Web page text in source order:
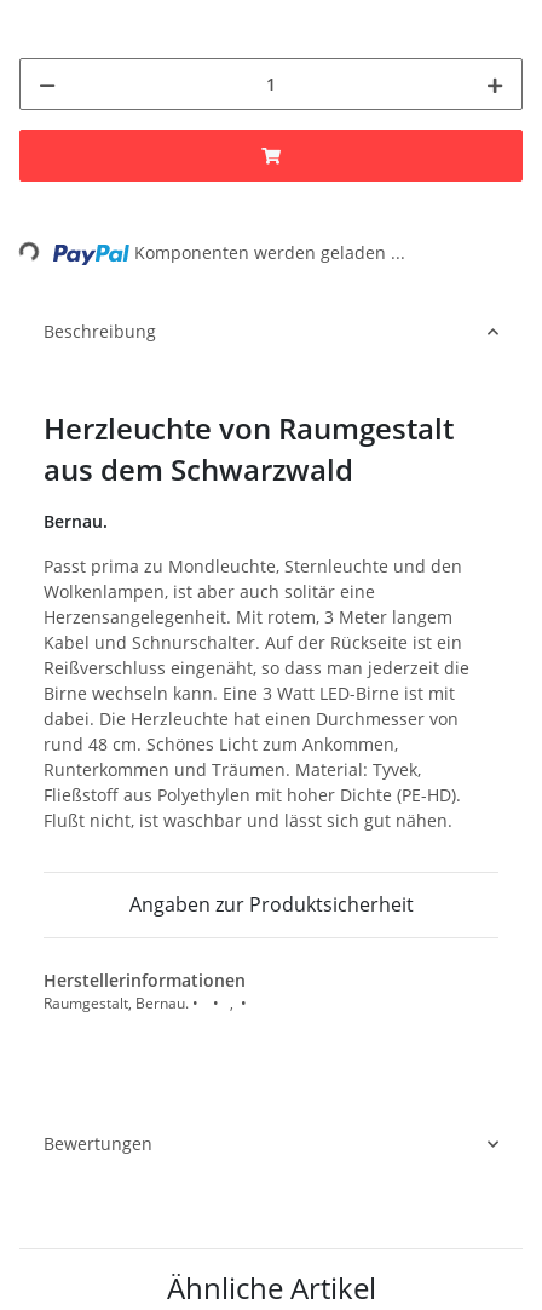
Komponenten werden geladen ...
Beschreibung
Herzleuchte von Raumgestalt
aus dem Schwarzwald
Bernau.
Passt prima zu Mondleuchte, Sternleuchte und den
Wolkenlampen, ist aber auch solitär eine
Herzensangelegenheit. Mit rotem, 3 Meter langem
Kabel und Schnurschalter. Auf der Rückseite ist ein
Reißverschluss eingenäht, so dass man jederzeit die
Birne wechseln kann. Eine 3 Watt LED-Birne ist mit
dabei. Die Herzleuchte hat einen Durchmesser von
rund 48 cm. Schönes Licht zum Ankommen,
Runterkommen und Träumen. Material: Tyvek,
Fließstoff aus Polyethylen mit hoher Dichte (PE-HD).
Flußt nicht, ist waschbar und lässt sich gut nähen.
Angaben zur Produktsicherheit
Herstellerinformationen
Raumgestalt, Bernau. • • , •
Bewertungen
Ähnliche Artikel